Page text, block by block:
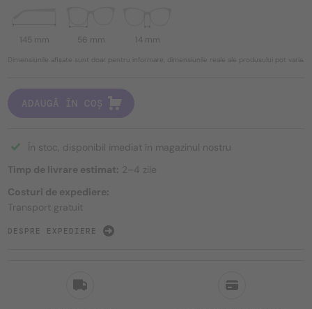
145 mm 56 mm 14 mm
Dimensiunile afișate sunt doar pentru informare, dimensiunile reale ale produsului pot varia.
ADAUGĂ ÎN COȘ
În stoc, disponibil imediat în magazinul nostru
Timp de livrare estimat: 2–4 zile
Costuri de expediere:
Transport gratuit
DESPRE EXPEDIERE